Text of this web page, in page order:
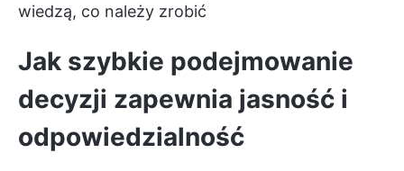
wiedzą, co należy zrobić
Jak szybkie podejmowanie
decyzji zapewnia jasność i
odpowiedzialność